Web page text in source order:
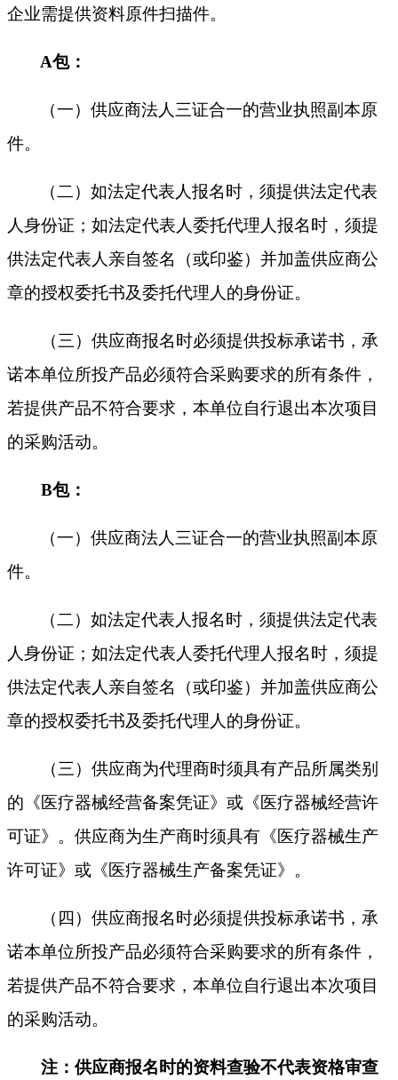
企业需提供资料原件扫描件。
A包：
（一）供应商法人三证合一的营业执照副本原
件。
（二）如法定代表人报名时，须提供法定代表
人身份证；如法定代表人委托代理人报名时，须提
供法定代表人亲自签名（或印鉴）并加盖供应商公
章的授权委托书及委托代理人的身份证。
（三） 供应商报名时必须提供投标承诺书，承
诺本单位所投产品必须符合采购要求的所有条件，
若提供产品不符合要求，本单位自行退出本次项目
的采购活动。
B包：
（一）供应商法人三证合一的营业执照副本原
件。
（二）如法定代表人报名时，须提供法定代表
人身份证；如法定代表人委托代理人报名时，须提
供法定代表人亲自签名（或印鉴）并加盖供应商公
章的授权委托书及委托代理人的身份证。
（三）供应商为代理商时须具有产品所属类别
的《医疗器械经营备案凭证》或《医疗器械经营许
可证》。供应商为生产商时须具有《医疗器械生产
许可证》或《医疗器械生产备案凭证》。
（四） 供应商报名时必须提供投标承诺书，承
诺本单位所投产品必须符合采购要求的所有条件，
若提供产品不符合要求，本单位自行退出本次项目
的采购活动。
注：供应商报名时的资料查验不代表资格审查